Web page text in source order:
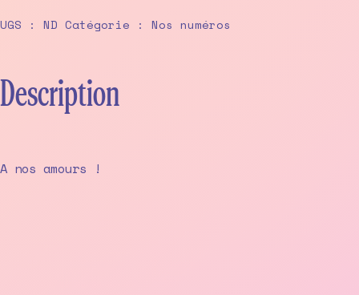
21
21
septembre
UGS : ND Catégorie : Nos numéros
Description
A nos amours !